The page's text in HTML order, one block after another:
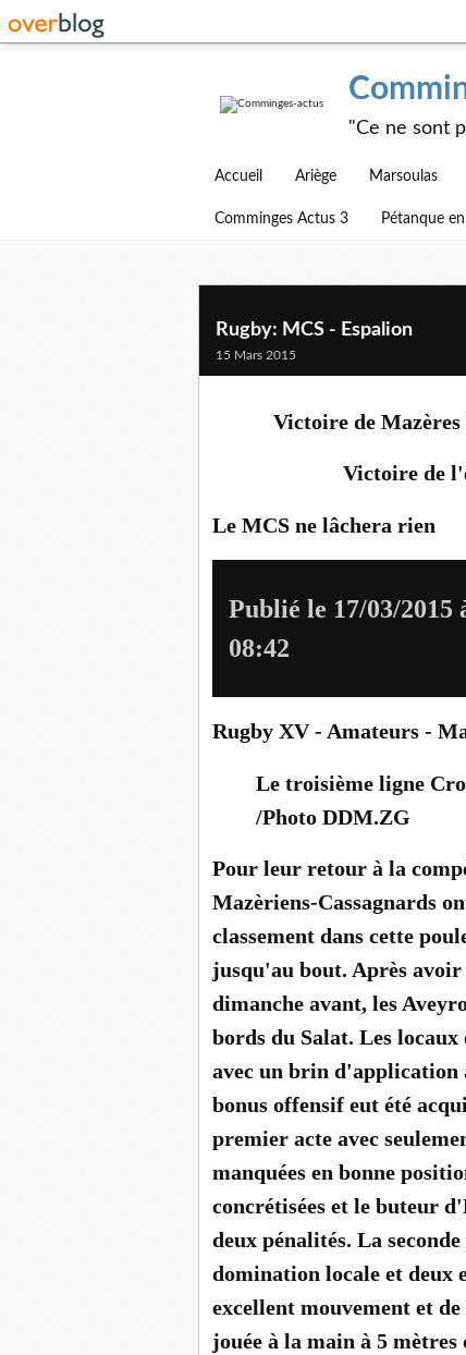
"Ce ne sont
Accueil Ariège Marsoulas
Comminges Actus 3 Pétanque
Rugby: MCS - Espalion
15 Mars 2015
Victoire de Mazères
Victoire de
Le MCS ne lâchera rien
Publié le 17/03/2015
08:42
Rugby XV - Amateurs -
Le troisième ligne
/Photo DDM.ZG
Pour leur retour à la
Mazèriens-Cassagnards
classement dans cette
jusqu'au bout. Après
dimanche avant, les
bords du Salat. Les locaux
avec un brin d'application
bonus offensif eut été
premier acte avec
manquées en bonne
concrétisées et le buteur
deux pénalités. La
domination locale et deux
excellent mouvement et
jouée à la main à 5